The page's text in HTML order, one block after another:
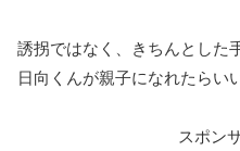
誘拐ではなく、きちんとした
日向くんが親子になれたらい
スポン